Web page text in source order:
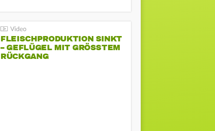
FLEISCHPRODUKTION SINKT
– GEFLÜGEL MIT GRÖSSTEM R
ÜCKGANG